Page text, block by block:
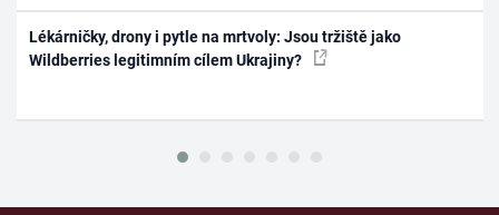
Lékárničky, drony i pytle na mrtvoly: Jsou tržiště jako
Wildberries legitimním cílem Ukrajiny?